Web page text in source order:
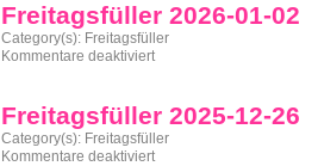
09
Freitagsfüller 2026-01-02
Category(s): Freitagsfüller
Kommentare deaktiviertfür
02
Freitagsfüller 2025-12-26
Category(s): Freitagsfüller
Kommentare deaktiviertfür